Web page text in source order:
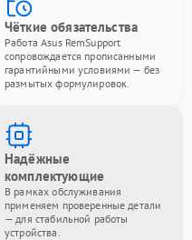
Чёткие обязательства
Работа Asus RemSupport
сопровождается прописанными
гарантийными условиями — без
размытых формулировок.
Надёжные
комплектующие
В рамках обслуживания
применяем проверенные детали
— для стабильной работы
устройства.